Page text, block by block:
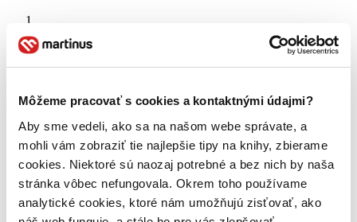
Môžeme pracovať s cookies a kontaktnými údajmi?
Aby sme vedeli, ako sa na našom webe správate, a
mohli vám zobraziť tie najlepšie tipy na knihy, zbierame
cookies. Niektoré sú naozaj potrebné a bez nich by naša
stránka vôbec nefungovala. Okrem toho používame
analytické cookies, ktoré nám umožňujú zisťovať, ako
Katarína Tholtová
O nás
Náš príbeh
Galéria Martinusu
Zodpovednosť
Sme B Corp